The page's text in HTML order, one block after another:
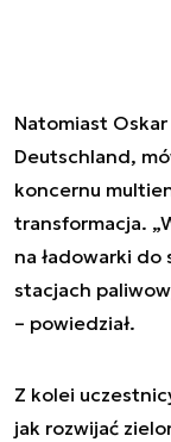
Natomiast
Deutschland,
koncernu
transformacja.
na ładowarki
stacjach
– powiedział.
Z kolei
jak rozwijać